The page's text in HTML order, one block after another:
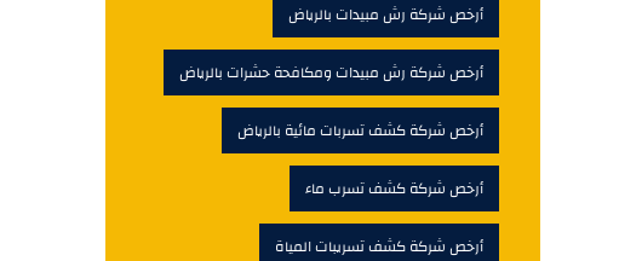
أرخص شركة رش مبيدات بالرياض
أرخص شركة رش مبيدات ومكافحة حشرات بالرياض
أرخص شركة كشف تسربات مائية بالرياض
أرخص شركة كشف تسرب ماء
أرخص شركة كشف تسريبات المياة